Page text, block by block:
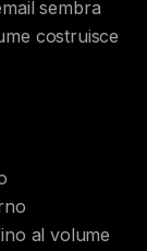
sembra
costruisce
al volume